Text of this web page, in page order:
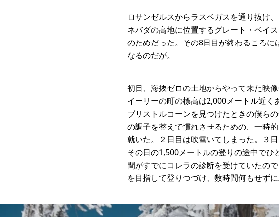
ロサンゼルスからラスベガスを通り抜け
ネバダの高地に位置するグレート・ベイ
のためだった。その8日目が終わるころ
なるのだが。
初日、海抜ゼロの土地からやって来た映
イーリーの町の標高は2,000メートル近
ブリストルコーンを見つけたときの僕ら
の調子を整えて慣れさせるための、一時
就いた。２日目は吹雪いてしまった。３
その日の1,500メートルの登りの途中で
間がすでにコレラの診断を受けていたの
を目指して登りつづけ、数時間何もせず